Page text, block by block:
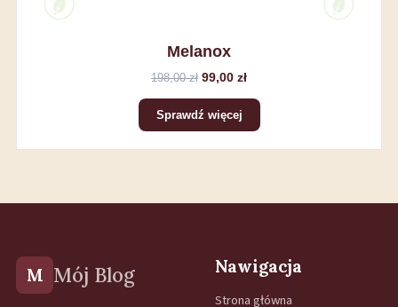
Melanox
198,00 zł 99,00 zł
Sprawdź więcej
M Mój Blog Nawigacja
Strona główna